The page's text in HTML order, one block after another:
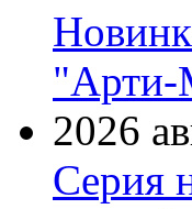
2026
Серия